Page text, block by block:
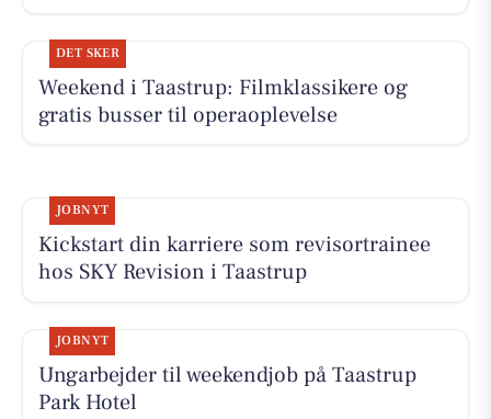
DET SKER
Weekend i Taastrup: Filmklassikere og
gratis busser til operaoplevelse
JOBNYT
Kickstart din karriere som revisortrainee
hos SKY Revision i Taastrup
JOBNYT
Ungarbejder til weekendjob på Taastrup
Park Hotel